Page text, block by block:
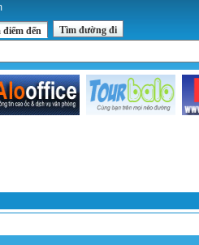
điểm đến Tìm đường đi